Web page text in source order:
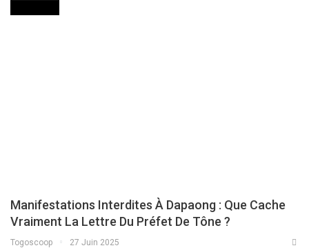
Manifestations Interdites À Dapaong : Que Cache
Vraiment La Lettre Du Préfet De Tône ?
Togoscoop 27 Juin 2025